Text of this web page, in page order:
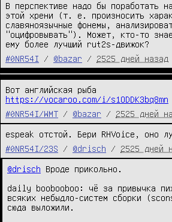
В перспективе надо бы поработать
этой хрени (т. е. произносить
славяноязычные фонемы,
"оцифровывать"). Может, кто-то
ему более лучший rut2s-движок?
#0NR54I
/ @bazar / 2525 дней назад
https://vocaroo.com/i/s1ODDK3bq8mn
#0NR54I/WMT
/ @bazar / 2525 дней
espeak отстой. Бери RHVoice, оно
#0NR54I/23S
/ @drisch / 2525 дней
@drisch Вроде прикольно.
daily boobooboo: чё за привычка
всяких небыдло-систем сборки
сюда выложили.